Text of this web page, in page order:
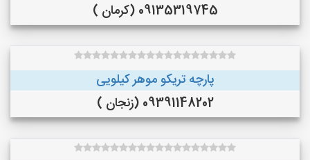
09135319745 (کرمان )
پارچه تریکو موهر کیلویی
09391148202 (زنجان )